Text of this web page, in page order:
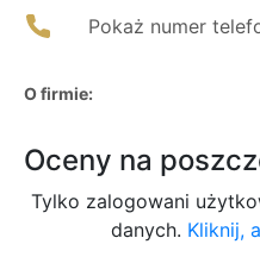
Pokaż numer
O firmie:
Oceny na
Tylko zalogowani
danych. Kliknij,